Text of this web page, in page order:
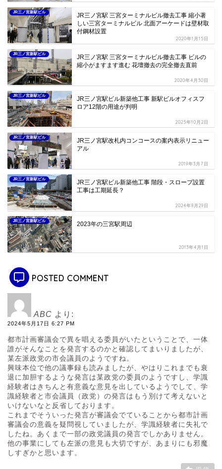
JR三ノ宮新駅ビル
JR三ノ宮駅 三宮ターミナルビル撤去工事 縮小著
しい三宮ターミナルビル 北面アーケードは壁材取
付鋼材設置
2020年1月15日
JR三ノ宮新駅ビル
JR三ノ宮駅 三宮ターミナルビル撤去工事 ビルの
縮小がますます進む 花壇撤去の完全撤去直前
2020年4月30日
JR三ノ宮新駅ビル
JR三ノ宮駅ビル新築他工事 新駅ビルオフィスフ
ロア12階の用途が判明
2025年10月2日
JR三ノ宮新駅ビル
JR三ノ宮駅改札内コンコースの案内表示リニュー
アル
2019年3月7日
JR三ノ宮新駅ビル
JR三ノ宮駅ビル新築他工事 階段・スロープ設置
工事は工期延長？
2024年8月29日
JR三ノ宮新駅ビル 2023年の三宮駅周辺
2013年4月1日
POSTED COMMENT
ABC より:
2024年5月17日 6:27 PM
都市計画審議会で異を唱える委員がいたということで、一体
誰がそんなことを発言するのかと確認してまいりましたが、
某左派政党の市会議員のようですね。
興味本位で他の議事録も読みましたが、やはりこれまでも衰
退に加胆するような発言は某政党の委員のようですし、学識
経験者はきちんと有意義な意見を出しているようでして、学
識経験者と市会議員（政党）の発言はもう別けて考えないと
いけないなと反省しております。
これまでそういった発言が審議会でていることから都市計画
審議会の意義を疑問視していましたが、学識経験者に失礼で
したね。あくまで一部の政党議員の発言でしかありません。
他の事業にしても左派の意見も大切ですが、あまりにも邪魔
しすぎかと思います。